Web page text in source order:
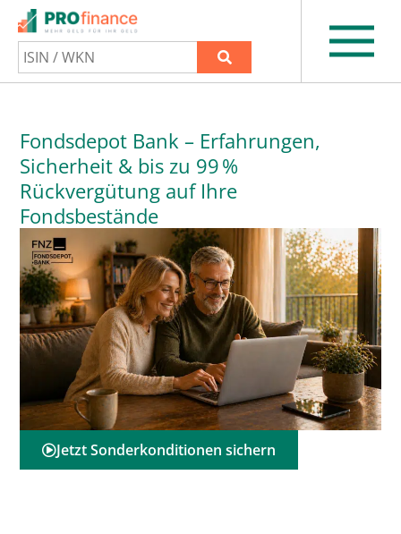
Fondsdepot Bank – Erfahrungen,
Sicherheit & bis zu 99 %
Rückvergütung auf Ihre
Fondsbestände
Jetzt Sonderkonditionen sichern